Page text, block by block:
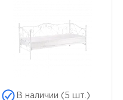
В наличии (5 шт.)